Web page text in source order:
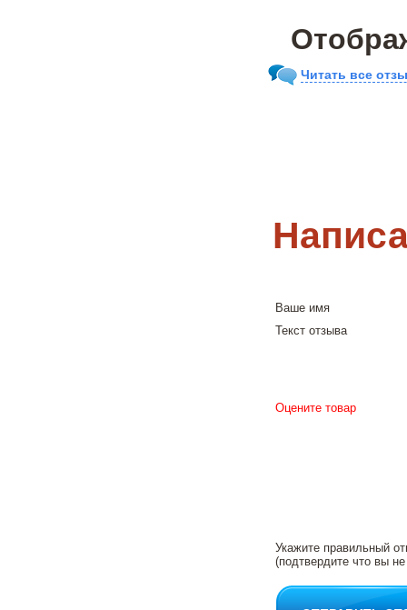
Читать все
Ваше имя
Текст отзыва
Оцените товар
Укажите правильный
(подтвердите что вы